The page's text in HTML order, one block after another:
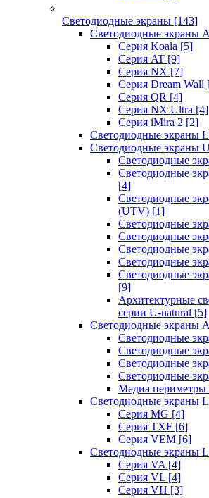
Светодиодные экраны [143]
Светодиодные экраны
Cерия Koala [5]
Серия AT [9]
Серия NX [7]
Серия Dream Wall
Серия QR [4]
Серия NX Ultra [4]
Серия iMira 2 [2]
Светодиодные экраны
Светодиодные экраны
Светодиодные
Светодиодные
[4]
Светодиодные
(UTV) [1]
Светодиодные
Светодиодные
Светодиодные
Светодиодные
Светодиодные
[9]
Архитектурные
серии U-natural [5]
Светодиодные экраны
Светодиодные
Светодиодные
Светодиодные
Светодиодные
Медиа периметры
Светодиодные экраны
Серия MG [4]
Серия TXF [6]
Серия VEM [6]
Светодиодные экраны
Серия VA [4]
Серия VL [4]
Серия VH [3]